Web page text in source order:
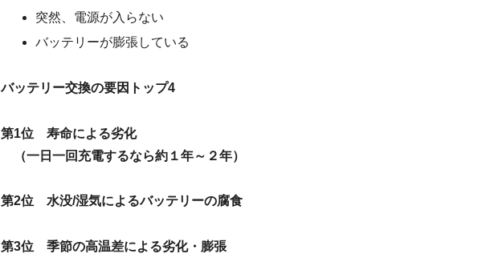
突然、電源が入らない
バッテリーが膨張している
バッテリー交換の要因トップ4
第1位 寿命による劣化
（一日一回充電するなら約１年～２年）
第2位 水没/湿気によるバッテリーの腐食
第3位 季節の高温差による劣化・膨張